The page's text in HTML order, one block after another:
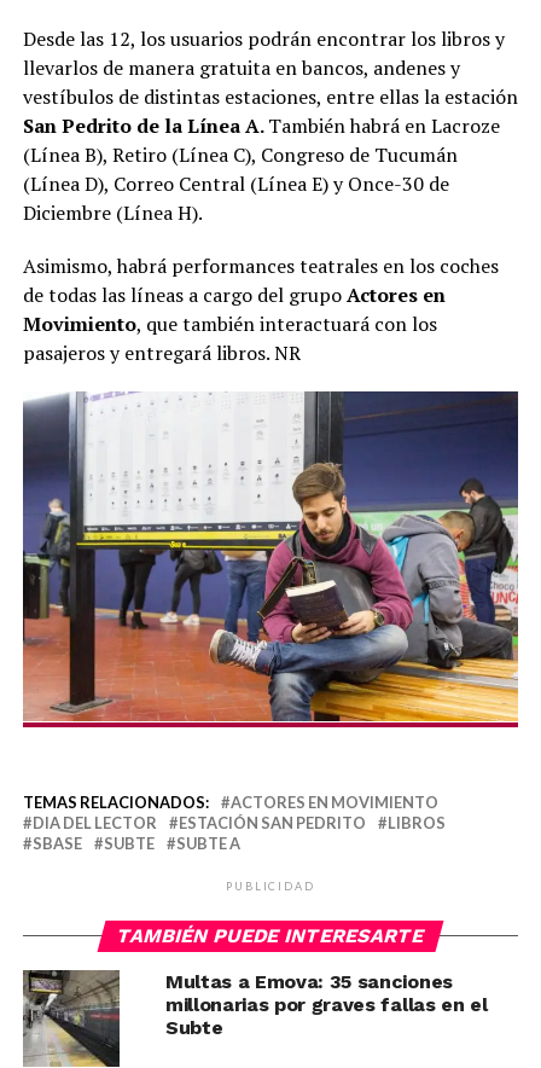
Desde las 12, los usuarios podrán encontrar los libros y
llevarlos de manera gratuita en bancos, andenes y
vestíbulos de distintas estaciones, entre ellas la estación
San Pedrito de la Línea A.También habrá en Lacroze
(Línea B), Retiro (Línea C), Congreso de Tucumán
(Línea D), Correo Central (Línea E) y Once-30 de
Diciembre (Línea H).
Asimismo, habrá performances teatrales en los coches
de todas las líneas a cargo del grupoActores en
Movimiento, que también interactuará con los
pasajeros y entregará libros. NR
TEMAS RELACIONADOS:
ACTORES EN MOVIMIENTO
DIA DEL LECTOR
ESTACIÓN SAN PEDRITO
LIBROS
SBASE
SUBTE SUBTE A
PUBLICIDAD
TAMBIÉN PUEDE INTERESARTE
Multas a Emova: 35 sanciones
millonarias por graves fallas en el
Subte